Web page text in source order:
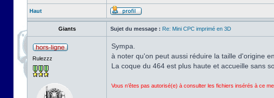
Haut
Giants Sujet du message : Re: Mini CPC imprimé en 3D
Rulezzz
Sympa.
à noter qu'on peut aussi réduire la taille d'origine
La coque du 464 est plus haute et accueille sans
Vous n’êtes pas autorisé(e) à consulter les fichiers insérés à ce